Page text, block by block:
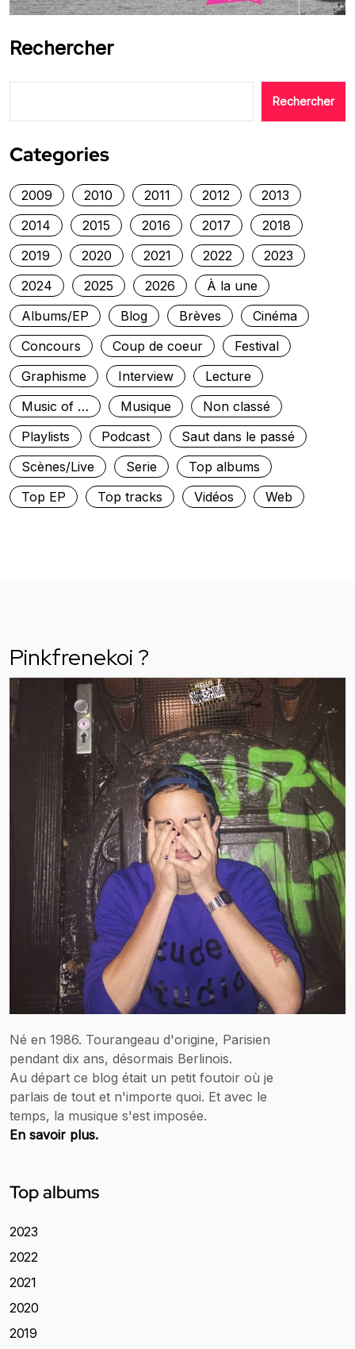
Rechercher
Rechercher
Categories
2009 2010 2011 2012
2013
2014
2015 2016 2017
2018
2019
2020 2021 2022
2023
2024
2025 2026
À la une
Albums/EP
Blog Brèves
Cinéma
Concours
Coup de coeur
Festival
Graphisme
Interview
Lecture
Music of …
Musique
Non classé
Playlists
Podcast
Saut dans le passé
Scènes/Live
Serie
Top albums
Top EP
Top tracks Vidéos Web
Pinkfrenekoi ?
Né en 1986. Tourangeau d'origine, Parisien
pendant dix ans, désormais Berlinois.
Au départ ce blog était un petit foutoir où je
parlais de tout et n'importe quoi. Et avec le
temps, la musique s'est imposée.
En savoir plus.
Top albums
2023
2022
2021
2020
2019